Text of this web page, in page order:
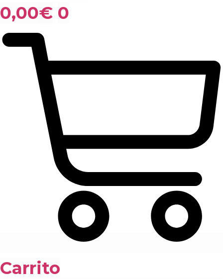
0,00€ 0
Carrito